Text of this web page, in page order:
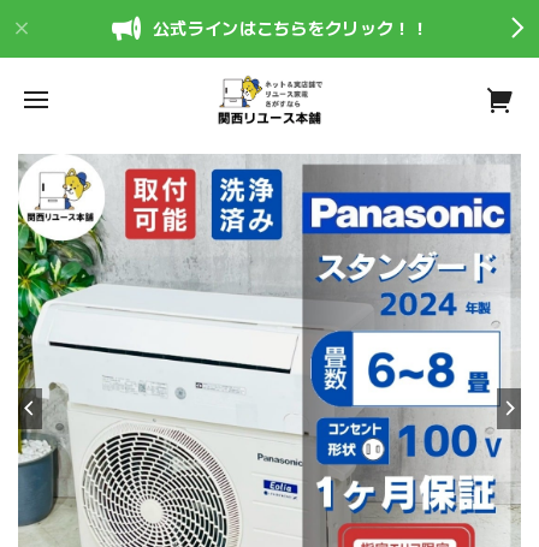
公式ラインはこちらをクリック！！